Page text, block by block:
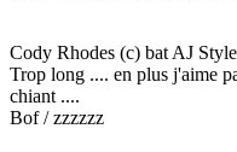
Cody Rhodes (c) bat AJ
Trop long .... en plus j'aime
chiant ....
Bof / zzzzzz